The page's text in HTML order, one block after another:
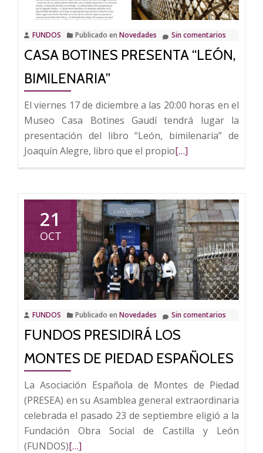
Año
Nuevo
de
la
FUNDOS Publicado en Novedades Sin comentarios
CASA BOTINES PRESENTA “LEÓN,
BIMILENARIA”
El viernes 17 de diciembre a las 20:00 horas en el
Museo Casa Botines Gaudí tendrá lugar la
presentación del libro “León, bimilenaria” de
Joaquín Alegre, libro que el propioLeer
Botines
presenta
“León,
bimilenaria”
[…]
21
OCT
FUNDOS Publicado en Novedades Sin comentarios
FUNDOS PRESIDIRÁ LOS
MONTES DE PIEDAD ESPAÑOLES
La Asociación Española de Montes de Piedad
(PRESEA) en su Asamblea general extraordinaria
celebrada el pasado 23 de septiembre eligió a la
Fundación Obra Social de Castilla y León
(FUNDOS)Leer
[…]